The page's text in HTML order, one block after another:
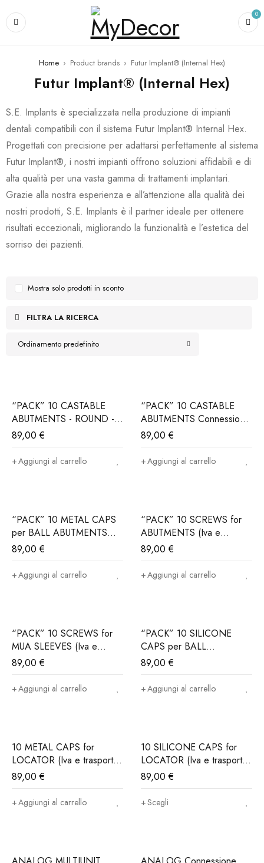
0
Home › Product brands › Futur Implant® (Internal Hex)
Futur Implant® (Internal Hex)
S.E. Implants è specializzata nella produzione di impianti
dentali compatibili con il sistema Futur Implant® Internal Hex.
Progettati con precisione per adattarsi perfettamente al sistema
Futur Implant®, i nostri impianti offrono soluzioni affidabili e di
alta qualità per una vasta gamma di trattamenti implantari.
Grazie alla nostra esperienza e all’attenzione alla qualità dei
nostri prodotti, S.E. Implants è il partner ideale per ottenere
risultati eccezionali, migliorando la funzionalità e l’estetica del
sorriso dei pazienti.
FILTRA LA RICERCA
Ordinamento predefinito
Mostra solo prodotti in sconto
“PACK” 10 CASTABLE
ABUTMENTS - ROUND -
Connessione
ALPHABIO®, MIS®,
NORIS®..(Iva e trasporto
89,00€
Aggiungi al carrello
“PACK” 10 CASTABLE
ABUTMENTS Connessione
ALPHABIO®, MIS®,
NORIS®..(Iva e trasporto
incluso)
89,00€
Aggiungi al carrello
“PACK” 10 METAL CAPS
per BALL ABUTMENTS
(Iva e trasporto incluso)
89,00€
Aggiungi al carrello
“PACK” 10 SCREWS for
ABUTMENTS (Iva e
trasporto incluso)
89,00€
Aggiungi al carrello
“PACK” 10 SCREWS for
MUA SLEEVES (Iva e
trasporto incluso)
89,00€
Aggiungi al carrello
“PACK” 10 SILICONE
CAPS per BALL
ABUTMENTS (Iva e
trasporto incluso)
89,00€
Aggiungi al carrello
10 METAL CAPS for
LOCATOR (Iva e trasporto
incluso)
89,00€
Aggiungi al carrello
10 SILICONE CAPS for
LOCATOR (Iva e trasporto
incluso)
89,00€
Scegli